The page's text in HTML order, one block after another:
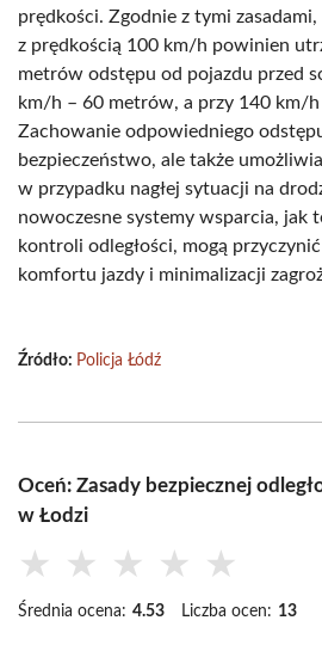
prędkości. Zgodnie z tymi
z prędkością 100 km/h powinien
metrów odstępu od pojazdu przed
km/h – 60 metrów, a przy 140 km/
Zachowanie odpowiedniego
bezpieczeństwo, ale także
w przypadku nagłej sytuacji na
nowoczesne systemy wsparcia, jak
kontroli odległości, mogą
komfortu jazdy i minimalizacji
Źródło: Policja Łódź
Oceń: Zasady bezpiecznej
w Łodzi
★ ★ ★ ★ ★
Średnia ocena: 4.53 Liczba ocen: 13